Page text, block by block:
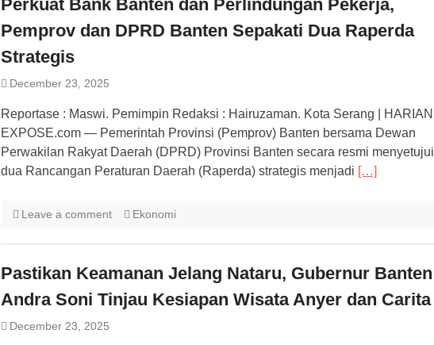
Perkuat Bank Banten dan Perlindungan Pekerja,
Pemprov dan DPRD Banten Sepakati Dua Raperda
Strategis
December 23, 2025
Reportase : Maswi. Pemimpin Redaksi : Hairuzaman. Kota Serang | HARIAN
EXPOSE.com — Pemerintah Provinsi (Pemprov) Banten bersama Dewan
Perwakilan Rakyat Daerah (DPRD) Provinsi Banten secara resmi menyetujui
dua Rancangan Peraturan Daerah (Raperda) strategis menjadi […]
Leave a comment Ekonomi
Pastikan Keamanan Jelang Nataru, Gubernur Banten
Andra Soni Tinjau Kesiapan Wisata Anyer dan Carita
December 23, 2025